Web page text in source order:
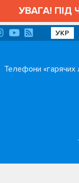
УВАГА! ПІД
УКР
Телефони «гарячих